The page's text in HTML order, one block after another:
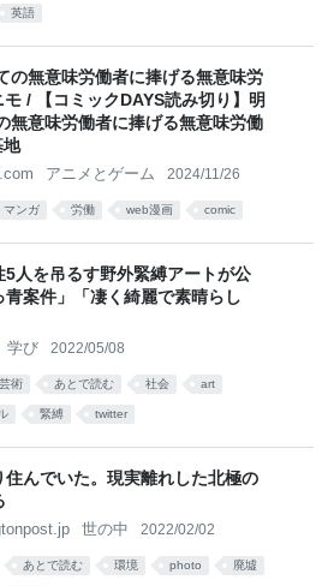
英語
の無意味労働者に捧げる無意味労
/ 【コミックDAYS読み切り】明
無意味労働者に捧げる無意味労働
地
アニメとゲーム 2024/11/26
マンガ 労働 web漫画 comic
人を吊るす野外緊縛アートが公
青案件」「凄く綺麗で素晴らし
学び 2022/05/08
芸術 あとで読む 社会 art
緊縛 twitter
んでいた。現実離れした北極の
世の中 2022/02/02
あとで読む 環境 photo 廃墟